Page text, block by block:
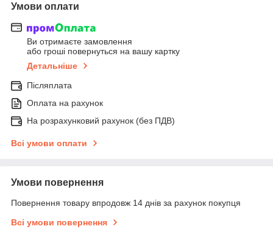
Умови оплати
Ви отримаєте замовлення
або гроші повернуться на вашу картку
Детальніше
Післяплата
Оплата на рахунок
На розрахунковий рахунок (без ПДВ)
Всі умови оплати
Умови повернення
Повернення товару впродовж 14 днів за рахунок покупця
Всі умови повернення